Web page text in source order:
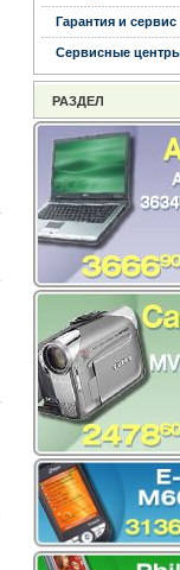
Гарантия и сервис
Сервисные
РАЗДЕЛ